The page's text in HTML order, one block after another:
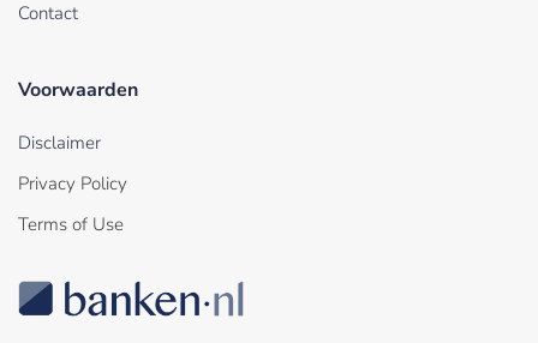
Contact
Voorwaarden
Disclaimer
Privacy Policy
Terms of Use